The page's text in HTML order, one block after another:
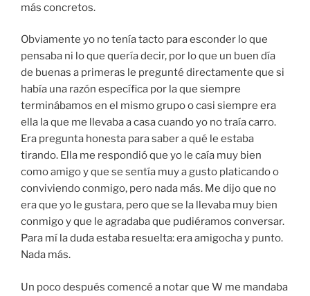
más concretos.
Obviamente yo no tenía tacto para esconder lo que
pensaba ni lo que quería decir, por lo que un buen día
de buenas a primeras le pregunté directamente que si
había una razón específica por la que siempre
terminábamos en el mismo grupo o casi siempre era
ella la que me llevaba a casa cuando yo no traía carro.
Era pregunta honesta para saber a qué le estaba
tirando. Ella me respondió que yo le caía muy bien
como amigo y que se sentía muy a gusto platicando o
conviviendo conmigo, pero nada más. Me dijo que no
era que yo le gustara, pero que se la llevaba muy bien
conmigo y que le agradaba que pudiéramos conversar.
Para mí la duda estaba resuelta: era amigocha y punto.
Nada más.
Un poco después comencé a notar que W me mandaba